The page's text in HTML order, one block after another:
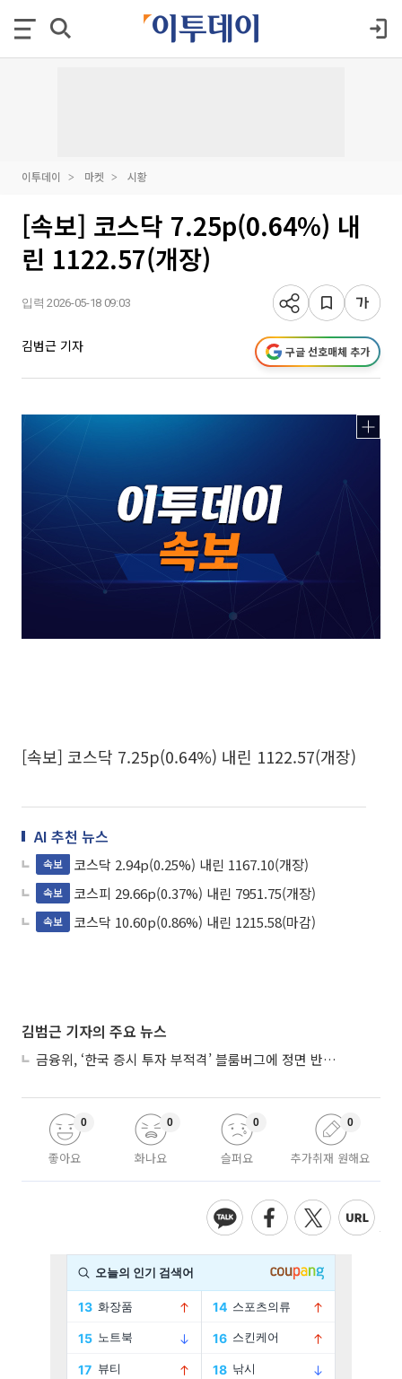
이투데이 마켓 시황
[속보] 코스닥 7.25p(0.64%) 내
린 1122.57(개장)
입력 2026-05-18 09:03
김범근 기자 구글 선호매체 추가
[속보] 코스닥 7.25p(0.64%) 내린 1122.57(개장)
AI 추천 뉴스
속보 코스닥 2.94p(0.25%) 내린 1167.10(개장)
속보 코스피 29.66p(0.37%) 내린 7951.75(개장)
속보 코스닥 10.60p(0.86%) 내린 1215.58(마감)
김범근 기자의 주요 뉴스
금융위, ‘한국 증시 투자 부적격’ 블룸버그에 정면 반박…“근거 불분명”
좋아요
0
화나요
0
슬퍼요
0
추가취재 원해요
0